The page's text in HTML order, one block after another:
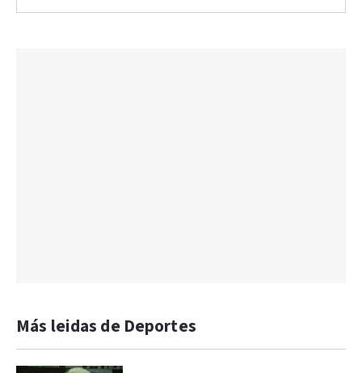
Más leidas de Deportes